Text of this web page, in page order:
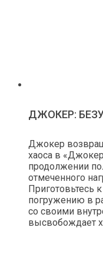
ДЖОКЕР:
Джокер
хаоса в
продолжении
отмеченного
Приготовьтесь
погружению в
со своими
высвобождает